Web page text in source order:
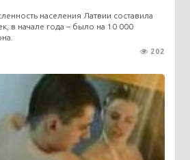
населения Латвии составила
в начале года – было на 10 000
202